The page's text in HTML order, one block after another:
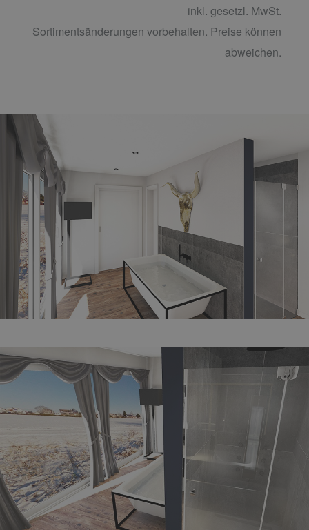
inkl. gesetzl. MwSt.
Sortimentsänderungen vorbehalten. Preise können
abweichen.